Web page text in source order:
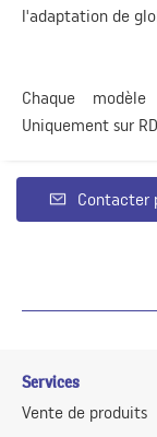
l'adaptation de
Chaque
Uniquement sur
Contacter
Services
Vente de produits